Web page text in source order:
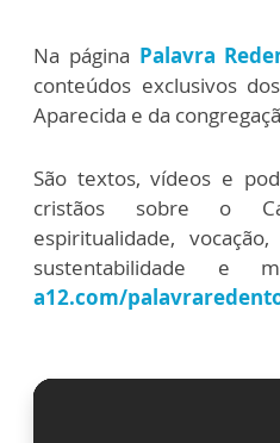
Na página Palavra
conteúdos exclusivos
Aparecida e da
São textos, vídeos e
cristãos sobre o
espiritualidade,
sustentabilidade e
a12.com/